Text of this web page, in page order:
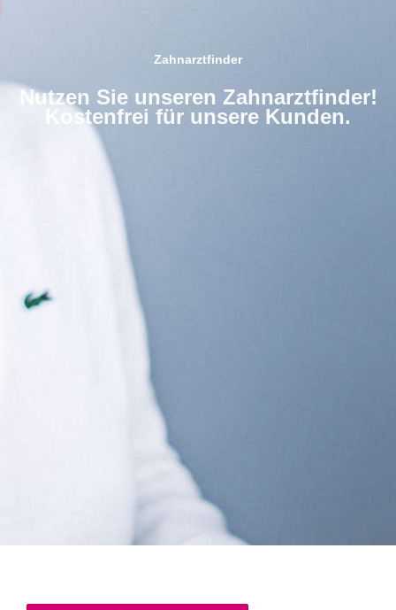
Zahnarztfinder
Nutzen Sie unseren Zahnarztfinder!
Kostenfrei für unsere Kunden.